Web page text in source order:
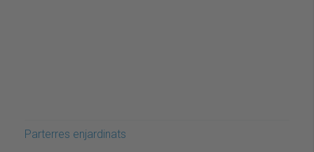
Parterres enjardinats